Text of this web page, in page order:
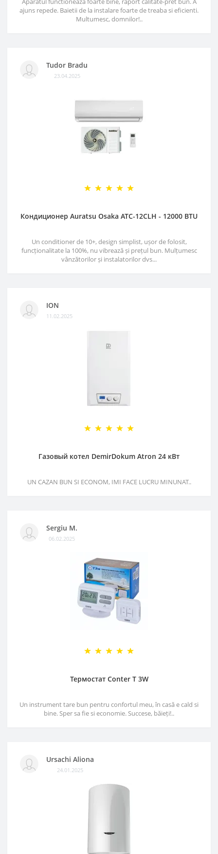
ajuns repede. Baietii de la instalare foarte de treaba si eficienti.
Multumesc, domnilor!..
Tudor Bradu
23.04.2025
Кондиционер Auratsu Osaka ATC-12CLH - 12000 BTU
Un conditioner de 10+, design simplist, ușor de folosit,
funcționalitate la 100%, nu vibrează și prețul bun. Mulțumesc
vânzătorilor și instalatorilor dvs...
ION
11.02.2025
Газовый котел DemirDokum Atron 24 кВт
UN CAZAN BUN SI ECONOM, IMI FACE LUCRU MINUNAT..
Sergiu M.
06.02.2025
Термостат Conter T 3W
Un instrument tare bun pentru confortul meu, în casă e cald si
bine. Sper sa fie si economie. Succese, băieți!..
Ursachi Aliona
24.01.2025